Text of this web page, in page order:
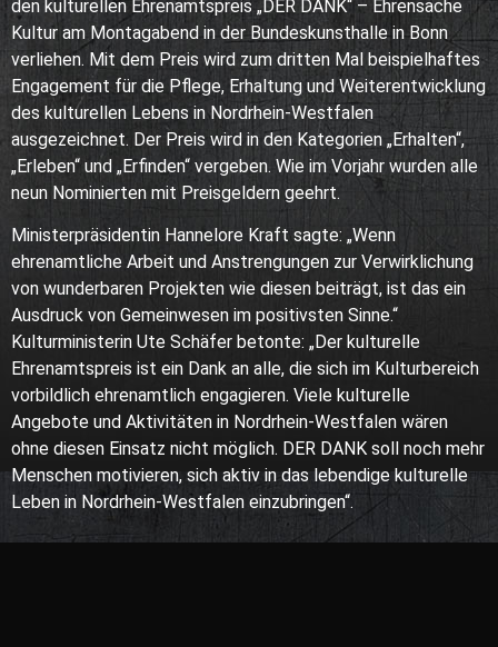
den kulturellen Ehrenamtspreis „DER DANK“ – Ehrensache
Kultur am Montagabend in der Bundeskunsthalle in Bonn
verliehen. Mit dem Preis wird zum dritten Mal beispielhaftes
Engagement für die Pflege, Erhaltung und Weiterentwicklung
des kulturellen Lebens in Nordrhein-Westfalen
ausgezeichnet. Der Preis wird in den Kategorien „Erhalten“,
„Erleben“ und „Erfinden“ vergeben. Wie im Vorjahr wurden alle
neun Nominierten mit Preisgeldern geehrt.
Ministerpräsidentin Hannelore Kraft sagte: „Wenn
ehrenamtliche Arbeit und Anstrengungen zur Verwirklichung
von wunderbaren Projekten wie diesen beiträgt, ist das ein
Ausdruck von Gemeinwesen im positivsten Sinne.“
Kulturministerin Ute Schäfer betonte: „Der kulturelle
Ehrenamtspreis ist ein Dank an alle, die sich im Kulturbereich
vorbildlich ehrenamtlich engagieren. Viele kulturelle
Angebote und Aktivitäten in Nordrhein-Westfalen wären
ohne diesen Einsatz nicht möglich. DER DANK soll noch mehr
Menschen motivieren, sich aktiv in das lebendige kulturelle
Leben in Nordrhein-Westfalen einzubringen“.